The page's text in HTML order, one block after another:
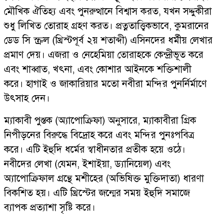
মৌখিক ঐতিহ্য এবং পুনরুত্থানে বিশ্বাস করত, যখন সদ্দুকীরা
শুধু লিখিত তোরাহ গ্রহণ করত। প্রত্নতাত্ত্বিকভাবে, কুমরানের
ডেড সি স্ক্রল (খ্রিস্টপূর্ব ২য় শতাব্দী) এসিনদের ধর্মীয় লেখার
প্রমাণ দেয়। এজরা ও নেহেমিয়া তোরাহকে কেন্দ্রীভূত করে
এবং শাব্বাত, খৎনা, এবং কোশার আইনকে শক্তিশালী
করে। হাগাই ও জাকারিয়ার মতো নবীরা মন্দির পুনর্নির্মাণে
উৎসাহ দেন।
ম্যাকাবী পুস্তক (অ্যাপোক্রিফা) অনুসারে, ম্যাকাবীরা গ্রিক
নিপীড়নের বিরুদ্ধে বিদ্রোহ করে এবং মন্দির পুনঃপবিত্র
করে। এটি ইহুদি ধর্মের স্বাধীনতার প্রতীক হয়ে ওঠে।
নবীদের লেখা (যেমন, ইশাইয়া, ড্যানিয়েল) এবং
অ্যাপোক্রিফাল গ্রন্থে মশীহের (অভিষিক্ত মুক্তিদাতা) ধারণা
বিকশিত হয়। এটি খ্রিস্টের জন্মের সময় ইহুদি সমাজে
ব্যাপক প্রত্যাশা সৃষ্টি করে।